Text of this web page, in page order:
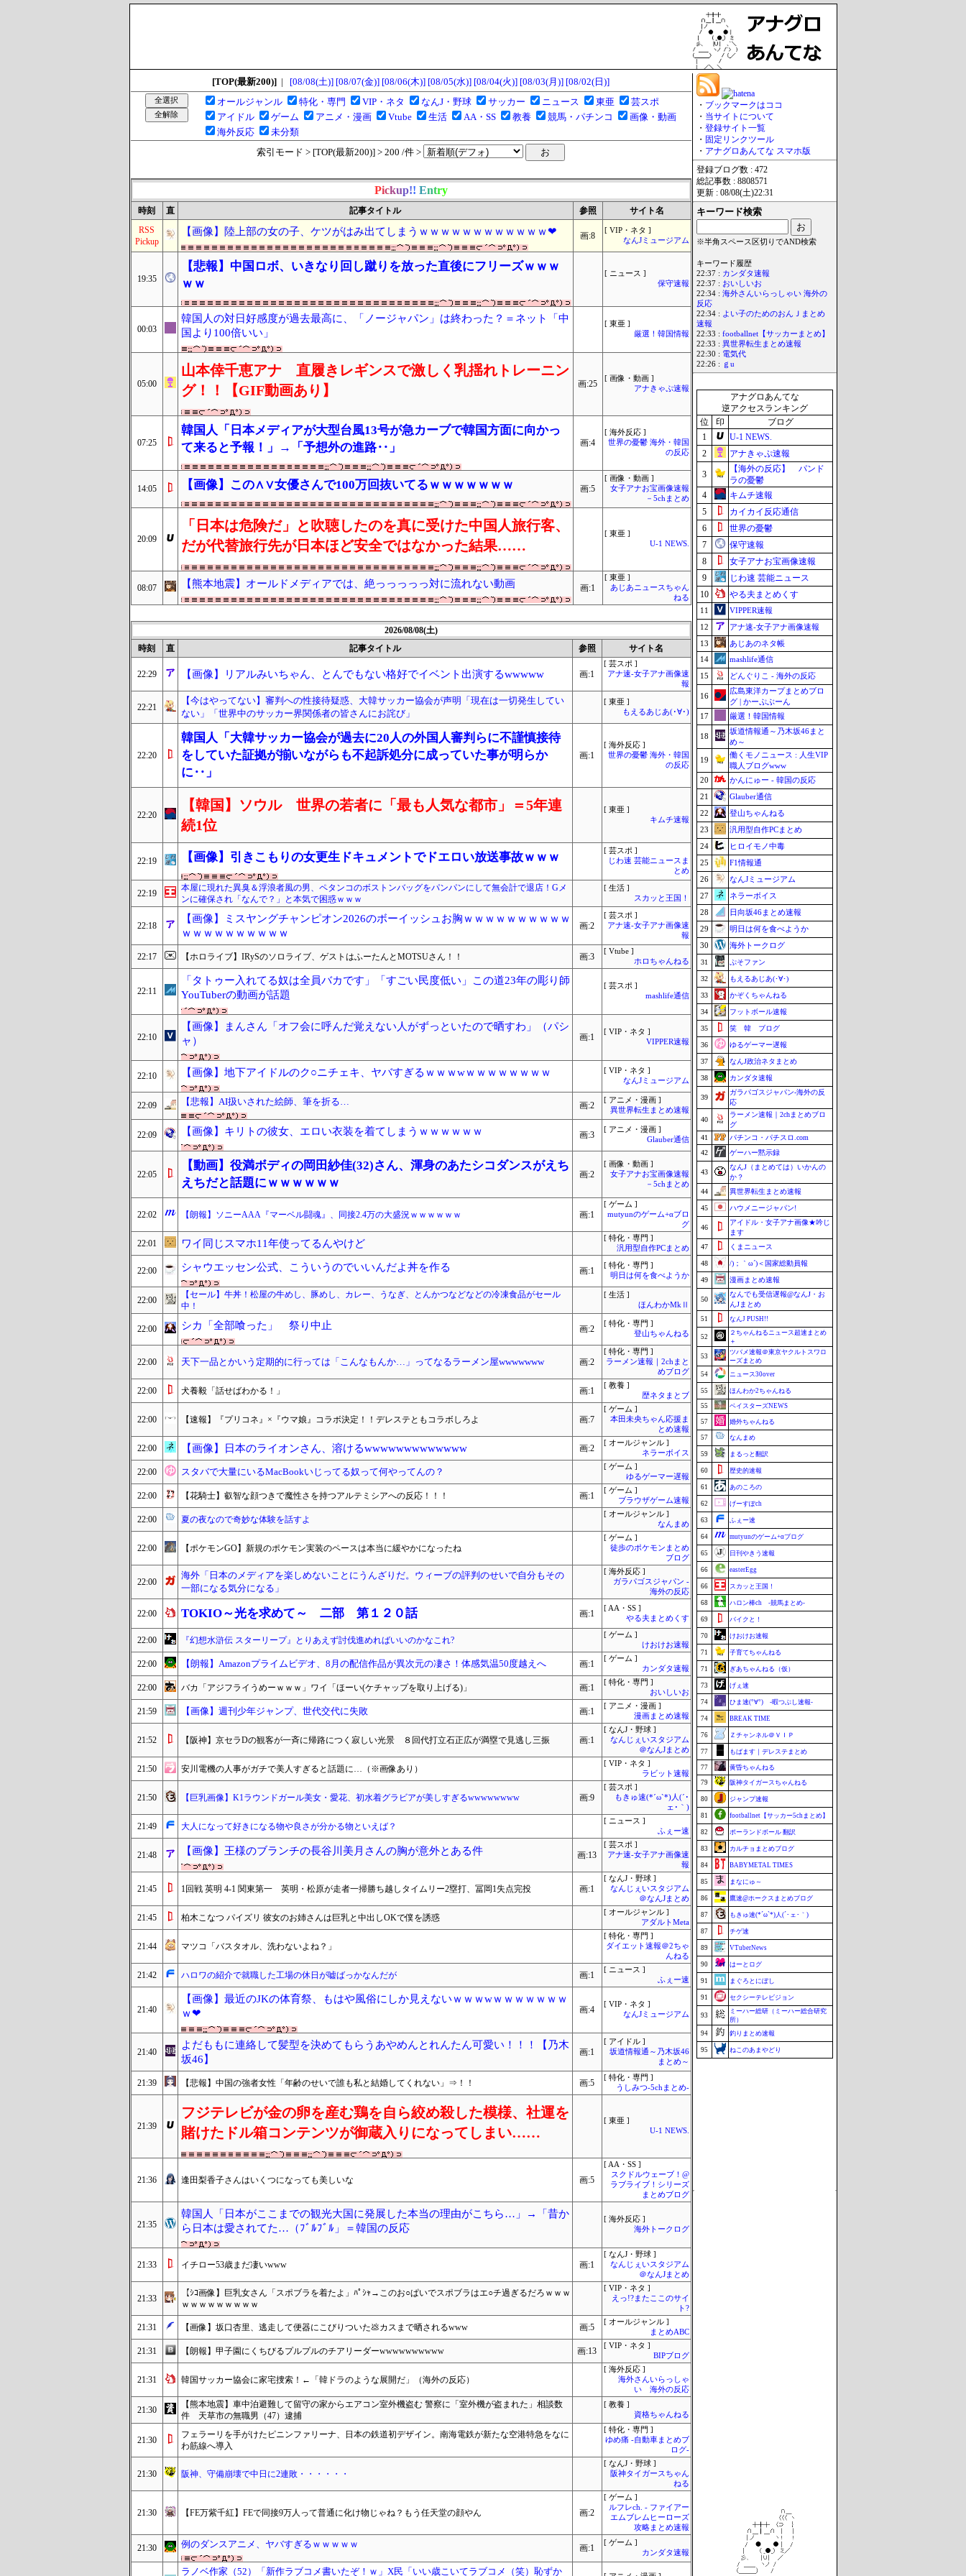
[TOP(最新200)] | [08/08(土)] [08/07(金)] [08/06(木)] [08/05(水)] [08/04(火)] [08/03(月)] [08/02(日)]
オールジャンル
特化・専門 VIP・ネタ なんJ・野球 サッカー ニュース 東亜
芸スポ
アイドル
ゲーム アニメ・漫画 Vtube 生活 AA・SS 教養 競馬・パチンコ
画像・動画
海外反応
未分類
索引モード > [TOP(最新200)] > 200 /件 >
Pickup!! Entry
時刻 直 記事タイトル 参照
サイト名
RSS
Pickup
【画像】陸上部の女の子、ケツがはみ出てしまうｗｗｗｗｗｗｗｗｗｗｗｗ❤ 画:8
[ VIP・ネタ ]
なんJミュージアム
19:35
【悲報】中国ロボ、いきなり回し蹴りを放った直後にフリーズｗｗｗ
ｗｗ
[ ニュース ]
保守速報
00:03
韓国人の対日好感度が過去最高に、「ノージャパン」は終わった？＝ネット「中
国より100倍いい」
[ 東亜 ]
厳選！韓国情報
05:00
山本倖千恵アナ 直履きレギンスで激しく乳揺れトレーニン
グ！！【GIF動画あり】
画:25
[ 画像・動画 ]
アナきゃぷ速報
07:25
韓国人「日本メディアが大型台風13号が急カーブで韓国方面に向かっ
て来ると予報！」→「予想外の進路‥」
画:4
[ 海外反応 ]
世界の憂鬱 海外・韓国
の反応
14:05 【画像】この∧∨女優さんで100万回抜いてるｗｗｗｗｗｗｗ 画:5
[ 画像・動画 ]
女子アナお宝画像速報
－5chまとめ
20:09
「日本は危険だ」と吹聴したのを真に受けた中国人旅行客、
だが代替旅行先が日本ほど安全ではなかった結果……
[ 東亜 ]
U-1 NEWS.
08:07 【熊本地震】オールドメディアでは、絶っっっっっ対に流れない動画 画:1
[ 東亜 ]
あじあニュースちゃん
ねる
2026/08/08(土)
時刻
直 記事タイトル 参照 サイト名
22:29 【画像】リアルみいちゃん、とんでもない格好でイベント出演するwwwww 画:1
[ 芸スポ ]
アナ速‐女子アナ画像速
報
22:21
【今はやってない】審判への性接待疑惑、大韓サッカー協会が声明「現在は一切発生してい
ない」「世界中のサッカー界関係者の皆さんにお詫び」
[ 東亜 ]
もえるあじあ(･∀･)
22:20
韓国人「大韓サッカー協会が過去に20人の外国人審判らに不謹慎接待
をしていた証拠が揃いながらも不起訴処分に成っていた事が明らか
に‥」
画:1
[ 海外反応 ]
世界の憂鬱 海外・韓国
の反応
22:20
【韓国】ソウル 世界の若者に「最も人気な都市」＝5年連
続1位
[ 東亜 ]
キムチ速報
22:19 【画像】引きこもりの女更生ドキュメントでドエロい放送事故ｗｗｗ
[ 芸スポ ]
じわ速 芸能ニュースま
とめ
22:19
本屋に現れた異臭＆浮浪者風の男、ペタンコのボストンバッグをパンパンにして無会計で退店！Gメ
ンに確保され「なんで？」と本気で困惑ｗｗｗ
[ 生活 ]
スカッと王国！
22:18
【画像】ミスヤングチャンピオン2026のボーイッシュお胸ｗｗｗｗｗｗｗｗｗｗ
ｗｗｗｗｗｗｗｗｗｗ
画:2
[ 芸スポ ]
アナ速‐女子アナ画像速
報
22:17 【ホロライブ】IRySのソロライブ、ゲストはふーたんとMOTSUさん！！ 画:3
[ Vtube ]
ホロちゃんねる
22:11
「タトゥー入れてる奴は全員バカです」「すごい民度低い」この道23年の彫り師
YouTuberの動画が話題
[ 芸スポ ]
mashlife通信
22:10
【画像】まんさん「オフ会に呼んだ覚えない人がずっといたので晒すわ」（パシ
ャ）
画:1
[ VIP・ネタ ]
VIPPER速報
22:10 【画像】地下アイドルのク○ニチェキ、ヤバすぎるｗｗｗwｗｗｗｗｗｗｗｗ
[ VIP・ネタ ]
なんJミュージアム
22:09 【悲報】AI扱いされた絵師、筆を折る… 画:2
[ アニメ・漫画 ]
異世界転生まとめ速報
22:09 【画像】キリトの彼女、エロい衣装を着てしまうｗｗｗｗｗｗ 画:3
[ アニメ・漫画 ]
Glauber通信
22:05
【動画】役満ボディの岡田紗佳(32)さん、渾身のあたシコダンスがえち
えちだと話題にｗｗｗｗｗｗ
画:2
[ 画像・動画 ]
女子アナお宝画像速報
－5chまとめ
22:02 【朗報】ソニーAAA『マーベル闘魂』、同接2.4万の大盛況ｗｗｗｗｗｗ 画:1
[ ゲーム ]
mutyunのゲーム+αブロ
グ
22:01 ワイ同じスマホ11年使ってるんやけど
[ 特化・専門 ]
汎用型自作PCまとめ
22:00 シャウエッセン公式、こういうのでいいんだよ丼を作る 画:1
[ 特化・専門 ]
明日は何を食べようか
22:00
【セール】牛丼！松屋の牛めし、豚めし、カレー、うなぎ、とんかつなどなどの冷凍食品がセール
中！
[ 生活 ]
ほんわかMkⅡ
22:00 シカ「全部喰った」 祭り中止 画:2
[ 特化・専門 ]
登山ちゃんねる
22:00 天下一品とかいう定期的に行っては「こんなもんか…」ってなるラーメン屋wwwwwww 画:2
[ 特化・専門 ]
ラーメン速報｜2chまと
めブログ
22:00 犬養毅「話せばわかる！」 画:1
[ 教養 ]
歴ネタまとブ
22:00 【速報】『プリコネ』×『ウマ娘』コラボ決定！！デレステともコラボしろよ 画:7
[ ゲーム ]
本田未央ちゃん応援ま
とめ速報
22:00 【画像】日本のライオンさん、溶けるwwwwwwwwwwwww 画:2
[ オールジャンル ]
ネラーボイス
22:00 スタバで大量にいるMacBookいじってる奴って何やってんの？
[ ゲーム ]
ゆるゲーマー遅報
22:00 【花騎士】叡智な顔つきで魔性さを持つアルテミシアへの反応！！！ 画:1
[ ゲーム ]
ブラウザゲーム速報
22:00 夏の夜なので奇妙な体験を話すよ
[ オールジャンル ]
なんまめ
22:00 【ポケモンGO】新規のポケモン実装のペースは本当に緩やかになったね
[ ゲーム ]
徒歩のポケモンまとめ
ブログ
22:00
海外「日本のメディアを楽しめないことにうんざりだ。ウィーブの評判のせいで自分もその
一部になる気分になる」
[ 海外反応 ]
ガラパゴスジャパン -
海外の反応
22:00 TOKIO～光を求めて～ 二部 第１２０話 画:1
[ AA・SS ]
やる夫まとめくす
22:00 『幻想水滸伝 スターリープ』とりあえず討伐進めればいいのかなこれ?
[ ゲーム ]
けおけお速報
22:00 【朗報】Amazonプライムビデオ、8月の配信作品が異次元の凄さ！体感気温50度越えへ 画:1
[ ゲーム ]
カンダタ速報
22:00 バカ「アジフライうめーｗｗｗ」ワイ「ほーい(ケチャップを取り上げる)」 画:1
[ 特化・専門 ]
おいしいお
21:59 【画像】週刊少年ジャンプ、世代交代に失敗 画:1
[ アニメ・漫画 ]
漫画まとめ速報
21:52 【阪神】京セラDの観客が一斉に帰路につく寂しい光景 ８回代打立石正広が満塁で見逃し三振 画:1
[ なんJ・野球 ]
なんじぇいスタジアム
＠なんJまとめ
21:50 安川電機の人事がガチで美人すぎると話題に…（※画像あり）
[ VIP・ネタ ]
ラビット速報
21:50 【巨乳画像】K1ラウンドガール美女・愛花、初水着グラビアが美しすぎるwwwwwwww 画:9
[ 芸スポ ]
もきゅ速(*´ω`*)人(´･
ェ･｀)
21:49 大人になって好きになる物や良さが分かる物といえば？
[ ニュース ]
ふぇー速
21:48 【画像】王様のブランチの長谷川美月さんの胸が意外とある件 画:13
[ 芸スポ ]
アナ速‐女子アナ画像速
報
21:45 1回戦 英明 4-1 関東第一 英明・松原が走者一掃勝ち越しタイムリー2塁打、冨岡1失点完投 画:1
[ なんJ・野球 ]
なんじぇいスタジアム
＠なんJまとめ
21:45 柏木こなつ パイズリ 彼女のお姉さんは巨乳と中出しOKで僕を誘惑
[ オールジャンル ]
アダルトMeta
21:44 マツコ「バスタオル、洗わないよね？」
[ 特化・専門 ]
ダイエット速報＠2ちゃ
んねる
21:42 ハロワの紹介で就職した工場の休日が嘘ばっかなんだが 画:1
[ ニュース ]
ふぇー速
21:40
【画像】最近のJKの体育祭、もはや風俗にしか見えないｗｗｗwｗｗｗｗｗｗｗ
ｗ❤
画:4
[ VIP・ネタ ]
なんJミュージアム
21:40
よだももに連絡して髪型を決めてもらうあやめんとれんたん可愛い！！！【乃木
坂46】
画:1
[ アイドル ]
坂道情報通～乃木坂46
まとめ～
21:39 【悲報】中国の強者女性「年齢のせいで誰も私と結婚してくれない」⇒！！ 画:5
[ 特化・専門 ]
うしみつ-5chまとめ-
21:39
フジテレビが金の卵を産む鶏を自ら絞め殺した模様、社運を
賭けたドル箱コンテンツが御蔵入りになってしまい……
[ 東亜 ]
U-1 NEWS.
21:36 逢田梨香子さんはいくつになっても美しいな 画:5
[ AA・SS ]
スクドルウェーブ！@
ラブライブ！シリーズ
まとめブログ
21:35
韓国人「日本がここまでの観光大国に発展した本当の理由がこちら…」→「昔か
ら日本は愛されてた…（ﾌﾞﾙﾌﾞﾙ」＝韓国の反応
[ 海外反応 ]
海外トークログ
21:33 イチロー53歳まだ凄いwww 画:1
[ なんJ・野球 ]
なんじぇいスタジアム
＠なんJまとめ
21:33
【ｼｺ画像】巨乳女さん「スポブラを着たよ」ﾊﾟｼｬ→このお○ぱいでスポブラはエ○チ過ぎるだろｗｗｗ
ｗｗｗｗｗｗｗｗｗ
[ VIP・ネタ ]
えっ!?またここのサイ
ト?
21:31 【画像】坂口杏里、逃走して便器にこびりついた💩カスまで晒されるwww 画:5
[ オールジャンル ]
まとめABC
21:31 【朗報】甲子園にくちびるプルプルのチアリーダーwwwwwwwwww 画:13
[ VIP・ネタ ]
BIPブログ
21:31 韓国サッカー協会に家宅捜索！←「韓ドラのような展開だ」（海外の反応）
[ 海外反応 ]
海外さんいらっしゃ
い 海外の反応
21:30
【熊本地震】車中泊避難して留守の家からエアコン室外機盗む 警察に「室外機が盗まれた」相談数
件 天草市の無職男（47）逮捕
[ 教養 ]
資格ちゃんねる
21:30
フェラーリを手がけたピニンファリーナ、日本の鉄道初デザイン。南海電鉄が新たな空港特急をなに
わ筋線へ導入
[ 特化・専門 ]
ゆめ痛 -自動車まとめブ
ログ-
21:30 阪神、守備崩壊で中日に2連敗・・・・・・
[ なんJ・野球 ]
阪神タイガースちゃん
ねる
21:30 【FE万紫千紅】FEで同接9万人って普通に化け物じゃね？もう任天堂の顔やん 画:2
[ ゲーム ]
ルフレch. - ファイアー
エムブレムヒーローズ
攻略まとめ速報
21:30 例のダンスアニメ、ヤバすぎるｗｗｗｗｗ 画:1
[ ゲーム ]
カンダタ速報
ラノベ作家（52）「新作ラブコメ書いたぞ！ｗ」X民「いい歳こいてラブコメ（笑）恥ずか
・ ブックマークはココ
・ 当サイトについて
・ 登録サイト一覧
・ 固定リンクツール
・ アナグロあんてな スマホ版
登録ブログ数 : 472
総記事数 : 8808571
更新 : 08/08(土)22:31
キーワード検索
※半角スペース区切りでAND検索
キーワード履歴
22:37 : カンダタ速報
22:37 : おいしいお
22:34 : 海外さんいらっしゃい 海外の
反応
22:34 : よい子のためのおんＪまとめ
速報
22:33 : footballnet【サッカーまとめ】
22:33 : 異世界転生まとめ速報
22:30 : 電気代
22:26 :
ｇu
アナグロあんてな
逆アクセスランキング
位
印
ブログ
1
U-1 NEWS.
2
アナきゃぷ速報
3
【海外の反応】 パンド
ラの憂鬱
4
キムチ速報
5
カイカイ反応通信
6
世界の憂鬱
7
保守速報
8
女子アナお宝画像速報
9
じわ速 芸能ニュース
10
やる夫まとめくす
11
VIPPER速報
12
アナ速‐女子アナ画像速報
13
あじあのネタ帳
14
mashlife通信
15
どんぐりこ - 海外の反応
16
広島東洋カープまとめブロ
グ | かーぷぶーん
17
厳選！韓国情報
18
坂道情報通～乃木坂46まと
め～
19
働くモノニュース : 人生VIP
職人ブログwww
20
かんにゅー - 韓国の反応
21
Glauber通信
22
登山ちゃんねる
23
汎用型自作PCまとめ
24
ヒロイモノ中毒
25
F1情報通
26
なんJミュージアム
27
ネラーボイス
28
日向坂46まとめ速報
29
明日は何を食べようか
30
海外トークログ
31 ぷそファン
32 もえるあじあ(･∀･)
33 かぞくちゃんねる
34 フットボール速報
35 笑 韓 ブログ
36 ゆるゲーマー遅報
37 なんJ政治ネタまとめ
38 カンダタ速報
39
ガラパゴスジャパン-海外の反
応
40
ラーメン速報｜2chまとめブロ
グ
41
パチンコ・パチスロ.com
42
ゲーハー黙示録
43
なんJ（まとめては）いかんの
か？
44
異世界転生まとめ速報
45 ハウメニージャパン!
46
アイドル・女子アナ画像★吟じ
ます
47
くまニュース
48 /)；｀ω´)＜国家総動員報
49 漫画まとめ速報
50
なんでも受信遅報@なんJ・お
んJまとめ
51 なんJ PUSH!!
52
２ちゃんねるニュース超速まとめ
＋
53
ツバメ速報＠東京ヤクルトスワロ
ーズまとめ
54
ニュース30over
55 ほんわか2ちゃんねる
55 ベイスターズNEWS
57 婚外ちゃんねる
57 なんまめ
59 まるっと翻訳
60 歴史的速報
61 あのころの
62 げーすぽch
63 ふぇー速
64 mutyunのゲーム+αブログ
65 日刊やきう速報
66 easterEgg
66 スカッと王国！
68 ハロン棒ch -競馬まとめ-
69 バイクと！
70 けおけお速報
71 子育てちゃんねる
71 ぎあちゃんねる（仮）
73 げぇ速
74 ひま速(°∀°) -暇つぶし速報-
74 BREAK TIME
76 Ｚチャンネル＠ＶＩＰ
77 もばます｜デレステまとめ
77 黄昏ちゃんねる
79 阪神タイガースちゃんねる
80 ジャンプ速報
81 footballnet【サッカー5chまとめ】
82 ポーランドボール 翻訳
83 カルチョまとめブログ
84 BABYMETAL TIMES
85 まなにゅ～
86 鷹速@ホークスまとめブログ
87 もきゅ速(*´ω`*)人(´･ェ･｀)
87 チゲ速
89 VTuberNews
90 はーとログ
91 まぐろとにぼし
91 セクシーテレビジョン
93
ミーハー総研（ミーハー総合研究
所）
94
釣りまとめ速報
95 ねこのあまやどり